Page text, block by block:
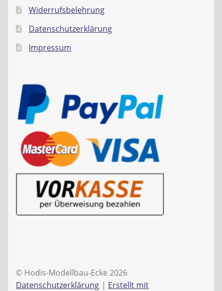
Widerrufsbelehrung
Datenschutzerklärung
Impressum
© Hodis-Modellbau-Ecke 2026
Datenschutzerklärung
Erstellt mit